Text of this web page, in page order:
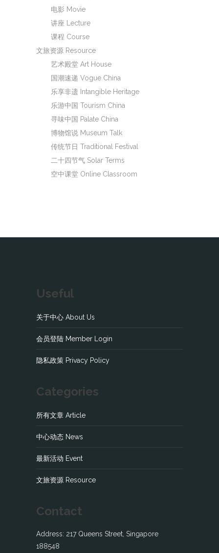
电影 Movie
讲座 Lecture
课程 Course
文旅资源 Resource
艺术殿堂 Art House
国潮速递 Vogue China
乐享非遗 Intangible Heritage
乐游中国 Tourism China
寻味中国 Palate China
博物馆说 Museum Talk
传统节日 Traditional Festival
二十四节气 Solar Terms
空中课堂 Online Classroom
Useful
关于中心 About Us
会员登陆 Member Login
隐私政策 Privacy Policy
Categories
所有文章 Article
中心动态 News
最新活动 Event
文旅资源 Resource
Contact
Address: 217 Queens Street, Singapore
188548